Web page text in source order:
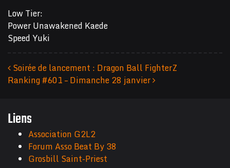
Low Tier:
Power Unawakened Kaede
Speed Yuki
Navigation des articles
Soirée de lancement : Dragon Ball FighterZ
Ranking #601 – Dimanche 28 janvier
Liens
Association G2L2
Forum Asso Beat By 38
Grosbill Saint-Priest